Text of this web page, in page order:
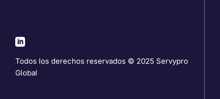
Todos los derechos reservados © 2025 Servypro
Global